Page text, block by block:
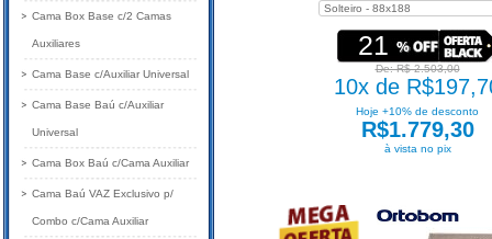
21
De: R$ 2.503,00
10x de
Hoje +10% de desconto
R$1.779,30
à vista no pix
Cama Box Base c/2 Camas
Auxiliares
Cama Base c/Auxiliar Universal
Cama Base Baú c/Auxiliar
Universal
Cama Box Baú c/Cama Auxiliar
Cama Baú VAZ Exclusivo p/
Combo c/Cama Auxiliar